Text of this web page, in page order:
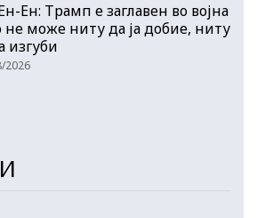
Ен: Трамп е заглавен во војна
не може ниту да ја добие, ниту
изгуби
2026